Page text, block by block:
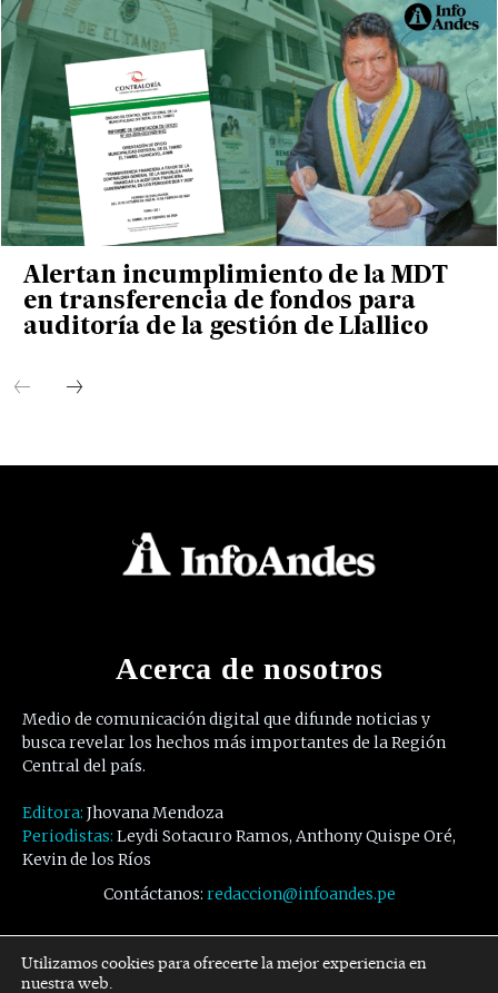
Alertan incumplimiento de la MDT
en transferencia de fondos para
auditoría de la gestión de Llallico
Acerca de nosotros
Medio de comunicación digital que difunde noticias y
busca revelar los hechos más importantes de la Región
Central del país.
Editora: Jhovana Mendoza
Periodistas: Leydi Sotacuro Ramos, Anthony Quispe Oré,
Kevin de los Ríos
Contáctanos: redaccion@infoandes.pe
Síguenos
Utilizamos cookies para ofrecerte la mejor experiencia en
nuestra web.